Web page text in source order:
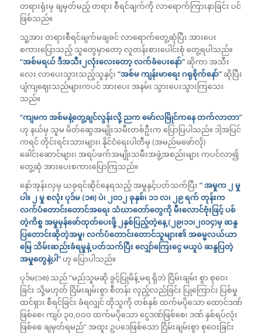
တရားရုံးမှ ချမှတ်မည့် တရား စီရင်ချက်ကို လာရောက်ကြားနာခြင်း ပင်
ဖြစ်သည်။
သူ့အား တရားစီရင်ချက်မချခင် လာရောက်တွေ့ဆုံပြီး အားပေး
စကားပြောသည့် သူတွေမှာတော့ လူတန်းစားပေါင်းစုံ တွေ့ရပါသည်။
“အစ်မရယ် ဒီအသီး၂လုံးလေးတော့ လက်ခံပေးနော်”ဆိုကာ အသီး
လေး လာပေးသွားသည့်သူနှင့်၊ “အစ်မ ကျန်းမာရေး ဂရုစိုက်နော်”ဆိုပြီး
ပျံကျဈေးသည်များကပင် အားပေး အနမ်း သွားပေးသွားကြသေး
သည်။
“ကျမက အစ်မနဲ့တွေ့ချင်လွန်းလို့ ညက မော်လမြိုင်ကနေ တက်လာတာ”
ဟု နယ်မှ သူမ မိတ်ဆွေအမျိုးသမီးတစ်ဦးက ပြောပြပါသည်။ ဒါ့အပြင်
ကရင် တိုင်းရင်းသားများ၊ နိုင်ငံရေးပါတီမှ (အမည်မဖော်လို)
ခေါင်းဆောင်များ၊ အရပ်ဖက်အမျိုးသမီးအဖွဲ့အစည်းများ ကပင်လာ၍
တွေ့ဆုံ အားပေးစကားပြောကြသည်။
နော်အုန်းလှမှ ယခုရင်ဆိုင်နေရသည့် အမှုနှင့်ပတ်သက်ပြီး “ အမှုက ၂ မှု
ပါ။ ၂ မှု စလုံး ပုဒ်မ (၁၈) ပဲ၊ ၂၀၁၂ ခုနှစ်၊ ၁၁ လ၊ ၂၉ ရက် တုန်းက
လက်ပံတောင်းတောင်အရေး သံဃာတော်တွေကို မီးလောင်ဗုံးဖြင့် ပစ်
တဲ့ကိစ္စ အမှုမှန်ဖော်ထုတ်ပေးဖို့ ၂နှစ်ပြည့်တဲ့နေ့ (၂၉၊၁၁၊၂၀၁၄)မှ ဆန္ဒ
ပြတောင်းဆိုတဲ့အမှု၊ လက်ပံတောင်းတောင်သူများ၏ အဓမ္မလယ်ယာ
မြေ သိမ်းဆည်းခံရမှုနဲ့ ပတ်သက်ပြီး လျှော်ကြေးငွေ မယူပဲ ဆန္ဒပြတဲ့
အမှုတွေနဲ့ပါ”ဟု ပြောပါသည်။
ပုဒ်မ(၁၈) သည် “မည်သူမဆို ခွင့်ပြုမိန့် မရ ရှိဘဲ ငြိမ်းချမ်း စွာ စုဝေး
ခြင်း သို့မဟုတ် ငြိမ်းချမ်းစွာ စီတန်း လှည့်လည်ခြင်း ပြုကြောင်း ပြစ်မှု
ထင်ရှား စီရင်ခြင်း ခံရလျှင် ထိုသူကို တစ်နှစ် ထက်မပိုသော ထောင်ဒဏ်
ဖြစ်စေ၊ ကျပ် ၃ဝ,ဝဝဝ ထက်မပိုသော ငွေဒဏ်ဖြစ်စေ၊ ဒဏ် နှစ်ရပ်လုံး
ဖြစ်စေ ချမှတ်ရမည်” အထူး ဥပဒေဖြစ်သော ငြိမ်းချမ်းစွာ စုဝေးခြင်း